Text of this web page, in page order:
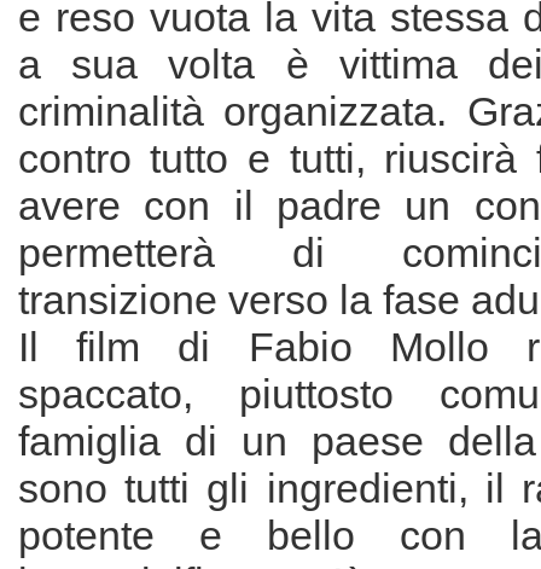
e reso vuota la vita stessa
a sua volta è vittima
criminalità organizzata.
contro tutto e tutti, riuscirà
avere con il padre un
permetterà di
transizione verso la fase
Il film di Fabio Mollo
spaccato, piuttosto
famiglia di un paese
sono tutti gli ingredienti, il
potente e bello con